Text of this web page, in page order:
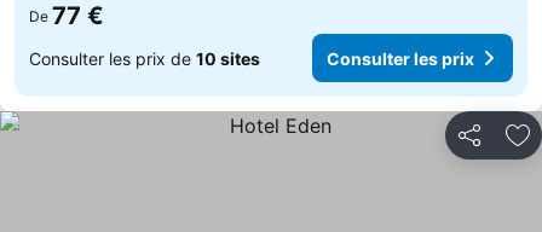
De 77 €
Consulter les prix de 10 sites Consulter les prix
Partager